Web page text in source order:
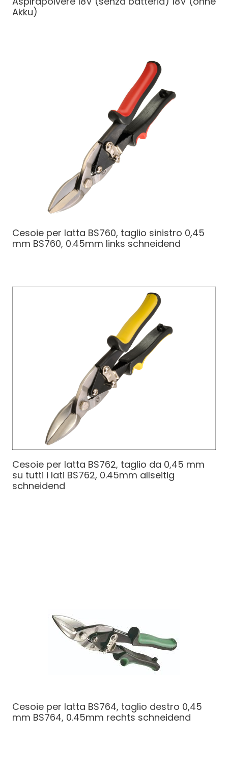
Akku)
Cesoie per latta BS760, taglio sinistro 0,45
mm BS760, 0.45mm links schneidend
Cesoie per latta BS762, taglio da 0,45 mm
su tutti i lati BS762, 0.45mm allseitig
schneidend
Cesoie per latta BS764, taglio destro 0,45
mm BS764, 0.45mm rechts schneidend